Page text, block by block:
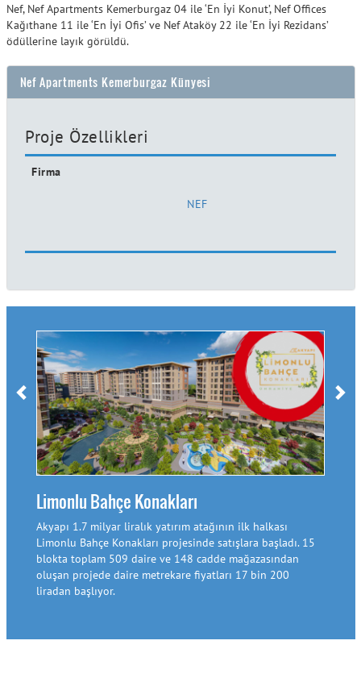
Nef, Nef Apartments Kemerburgaz 04 ile ‘En İyi Konut’, Nef Offices
Kağıthane 11 ile ‘En İyi Ofis’ ve Nef Ataköy 22 ile ‘En İyi Rezidans’
ödüllerine layık görüldü.
Nef Apartments Kemerburgaz Künyesi
Proje Özellikleri
Firma
NEF
Limonlu Bahçe Konakları
Akyapı 1.7 milyar liralık yatırım atağının ilk halkası
Limonlu Bahçe Konakları projesinde satışlara başladı. 15
blokta toplam 509 daire ve 148 cadde mağazasından
oluşan projede daire metrekare fiyatları 17 bin 200
liradan başlıyor.